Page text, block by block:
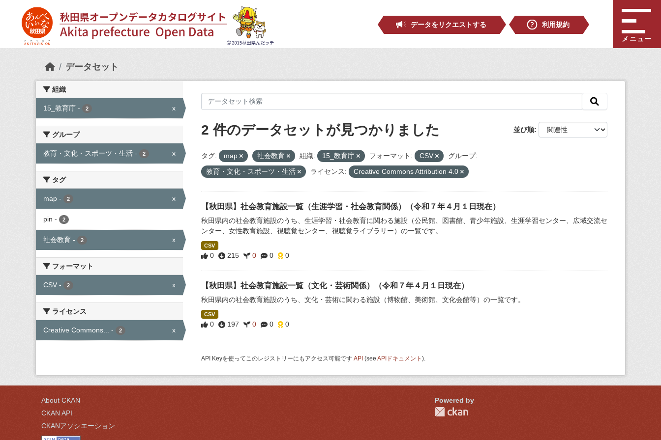
データをリクエストする
利用規約
メニュー
データセット
組織
15_教育庁 - 2 x
グループ
教育・文化・スポーツ・生活 - 2 x
タグ
map - 2 x
pin - 2
社会教育 - 2 x
フォーマット
CSV - 2 x
ライセンス
Creative Commons... - 2 x
並び順
2 件のデータセットが見つかりました
タグ: map 社会教育 組織: 15_教育庁 フォーマット: CSV
グループ:
教育・文化・スポーツ・生活
ライセンス: Creative Commons Attribution 4.0
【秋田県】社会教育施設一覧（生涯学習・社会教育関係）（令和７年４月１日現在）
秋田県内の社会教育施設のうち、生涯学習・社会教育に関わる施設（公民館、図書館、青少年施設、生涯学習センター、広域交流セ
ンター、女性教育施設、視聴覚センター、視聴覚ライブラリー）の一覧です。
CSV
0 215 0 0 0
【秋田県】社会教育施設一覧（文化・芸術関係）（令和７年４月１日現在）
秋田県内の社会教育施設のうち、文化・芸術に関わる施設（博物館、美術館、文化会館等）の一覧です。
CSV
0 197 0 0 0
API Keyを使ってこのレジストリーにもアクセス可能です API (see APIドキュメント ).
About CKAN
CKAN API
CKANアソシエーション
Powered by